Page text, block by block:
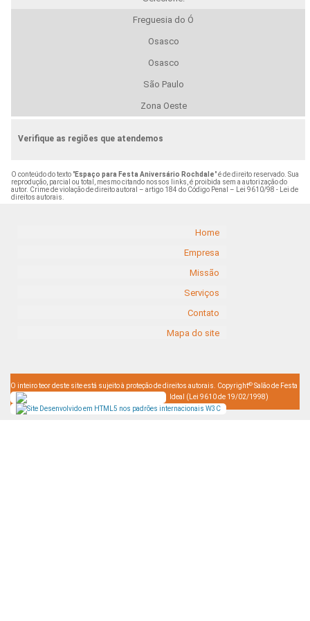
Freguesia do Ó
Osasco
Osasco
São Paulo
Zona Oeste
Verifique as regiões que atendemos
O conteúdo do texto "Espaço para Festa Aniversário Rochdale" é de direito reservado. Sua
reprodução, parcial ou total, mesmo citando nossos links, é proibida sem a autorização do
autor. Crime de violação de direito autoral – artigo 184 do Código Penal –
Lei 9610/98 - Lei de
direitos autorais
Home
Empresa
Missão
Serviços
Contato
Mapa do site
O inteiro teor deste site está sujeito à proteção de direitos autorais. Copyright© Salão de Festa
Ideal (Lei 9610 de 19/02/1998)